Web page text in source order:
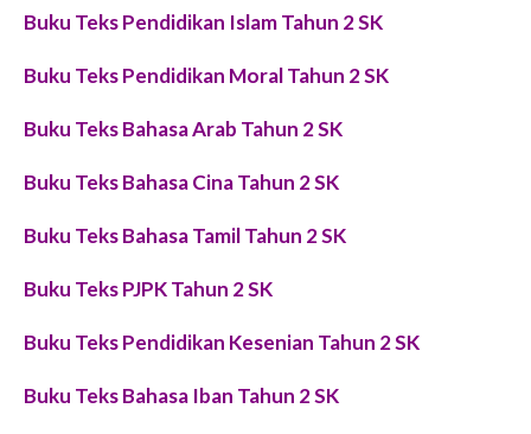
Buku Teks Pendidikan Islam Tahun 2 SK
Buku Teks Pendidikan Moral Tahun 2 SK
Buku Teks Bahasa Arab Tahun 2 SK
Buku Teks Bahasa Cina Tahun 2 SK
Buku Teks Bahasa Tamil Tahun 2 SK
Buku Teks PJPK Tahun 2 SK
Buku Teks Pendidikan Kesenian Tahun 2 SK
Buku Teks Bahasa Iban Tahun 2 SK